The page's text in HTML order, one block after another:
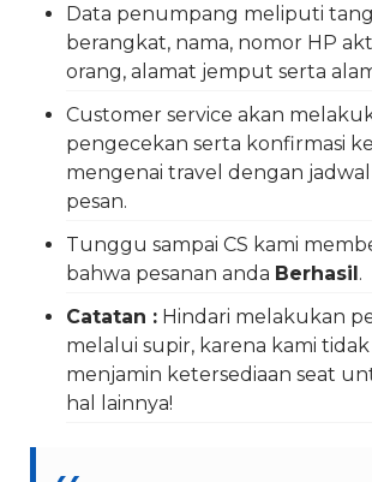
Data penumpang meliputi
berangkat, nama, nomor HP
orang, alamat jemput serta
Customer service akan
pengecekan serta konfirmasi
mengenai travel dengan
pesan.
Tunggu sampai CS kami
bahwa pesanan anda Berhasil.
Catatan : Hindari melakukan
melalui supir, karena kami
menjamin ketersediaan seat
hal lainnya!